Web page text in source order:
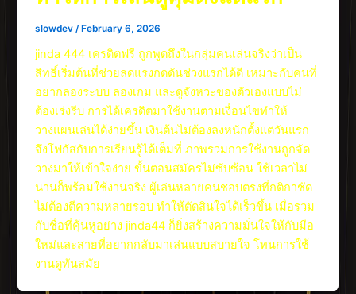
slowdev /February 6, 2026
jinda 444 เครดิตฟรี ถูกพูดถึงในกลุ่มคนเล่นจริงว่าเป็น
สิทธิ์เริ่มต้นที่ช่วยลดแรงกดดันช่วงแรกได้ดี เหมาะกับคนที่
อยากลองระบบ ลองเกม และดูจังหวะของตัวเองแบบไม่
ต้องเร่งรีบ การได้เครดิตมาใช้งานตามเงื่อนไขทำให้
วางแผนเล่นได้ง่ายขึ้น เงินต้นไม่ต้องลงหนักตั้งแต่วันแรก
จึงโฟกัสกับการเรียนรู้ได้เต็มที่ ภาพรวมการใช้งานถูกจัด
วางมาให้เข้าใจง่าย ขั้นตอนสมัครไม่ซับซ้อน ใช้เวลาไม่
นานก็พร้อมใช้งานจริง ผู้เล่นหลายคนชอบตรงที่กติกาชัด
ไม่ต้องตีความหลายรอบ ทำให้ตัดสินใจได้เร็วขึ้น เมื่อรวม
กับชื่อที่คุ้นหูอย่าง jinda44 ก็ยิ่งสร้างความมั่นใจให้กับมือ
ใหม่และสายที่อยากกลับมาเล่นแบบสบายใจ โทนการใช้
งานดูทันสมัย